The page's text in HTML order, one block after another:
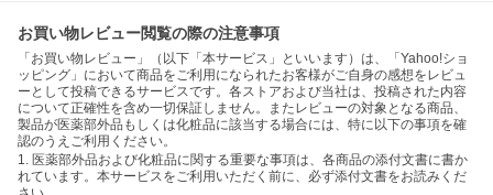
お買い物レビュー閲覧の際の注意事項
「お買い物レビュー」（以下「本サービス」といいます）は、「Yahoo!ショ
ッピング」において商品をご利用になられたお客様がご自身の感想をレビュ
ーとして投稿できるサービスです。各ストアおよび当社は、投稿された内容
について正確性を含め一切保証しません。またレビューの対象となる商品、
製品が医薬部外品もしくは化粧品に該当する場合には、特に以下の事項を確
認のうえご利用ください。
1. 医薬部外品および化粧品に関する重要な事項は、各商品の添付文書に書か
れています。本サービスをご利用いただく前に、必ず添付文書をお読みくだ